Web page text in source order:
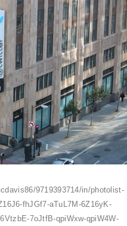
9719393714/in/photolist-
fhJGf7-aTuL7M-6Z16yK-
7oJtfB-qpiWxw-qpiW4W-